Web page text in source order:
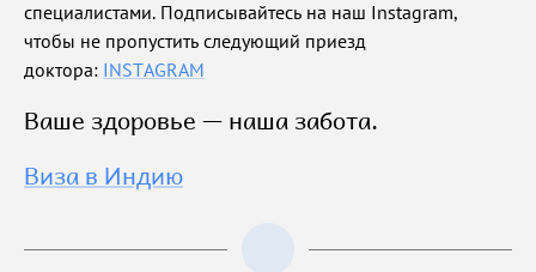
специалистами. Подписывайтесь на наш Instagram,
чтобы не пропустить следующий приезд
доктора: INSTAGRAM
Ваше здоровье — наша забота.
Виза в Индию